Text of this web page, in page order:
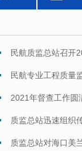
民航质监总站召开
民航专业工程质量
2021年督查工作圆
质监总站迅速组织
质监总站对海口美